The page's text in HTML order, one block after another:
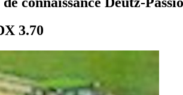
3.70